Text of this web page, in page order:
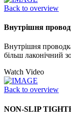
Back to overview
Внутрішня
Внутрішня
більш лаконічний
Watch Video
Back to overview
NON-SLIP